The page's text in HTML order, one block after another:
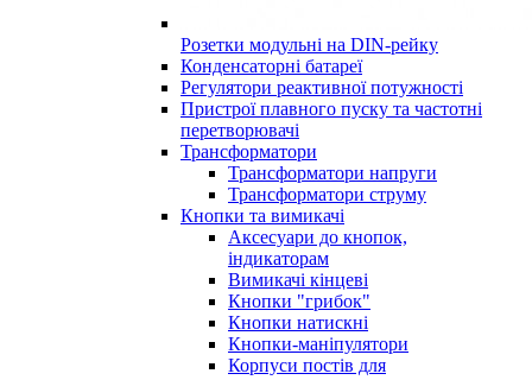
Розетки модульні на DIN-рейку
Конденсаторні батареї
Регулятори реактивної потужності
Пристрої плавного пуску та частотні
перетворювачі
Трансформатори
Трансформатори напруги
Трансформатори струму
Кнопки та вимикачі
Аксесуари до кнопок,
індикаторам
Вимикачі кінцеві
Кнопки "грибок"
Кнопки натискні
Кнопки-маніпулятори
Корпуси постів для